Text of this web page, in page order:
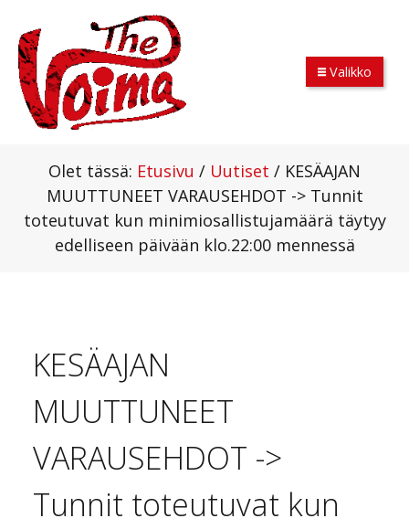
Valikko
Olet tässä: Etusivu / Uutiset / KESÄAJAN
MUUTTUNEET VARAUSEHDOT -> Tunnit
toteutuvat kun minimiosallistujamäärä täytyy
edelliseen päivään klo.22:00 mennessä
KESÄAJAN
MUUTTUNEET
VARAUSEHDOT ->
Tunnit toteutuvat kun